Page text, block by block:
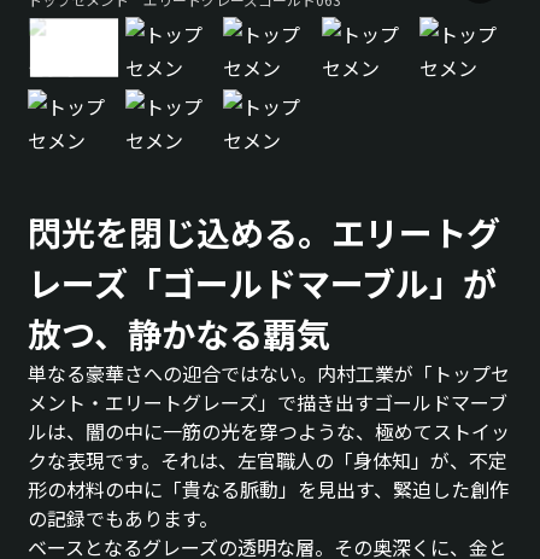
閃光を閉じ込める。エリートグ
レーズ「ゴールドマーブル」が
放つ、静かなる覇気
単なる豪華さへの迎合ではない。内村工業が「トップセ
メント・エリートグレーズ」で描き出すゴールドマーブ
ルは、闇の中に一筋の光を穿つような、極めてストイッ
クな表現です。それは、左官職人の「身体知」が、不定
形の材料の中に「貴なる脈動」を見出す、緊迫した創作
の記録でもあります。
ベースとなるグレーズの透明な層。その奥深くに、金と